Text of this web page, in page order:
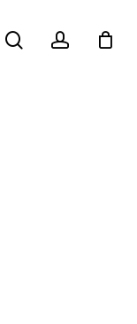
searchaccount
Close